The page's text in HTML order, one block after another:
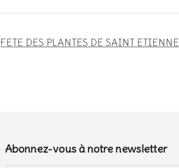
FETE DES PLANTES DE SAINT ETIENNE
Abonnez-vous à notre newsletter